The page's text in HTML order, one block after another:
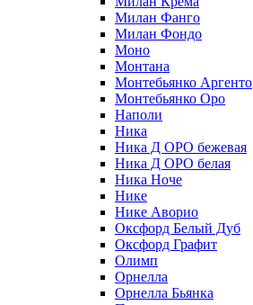
Милан Фанго
Милан Фондо
Моно
Монтана
Монтебьянко Аргенто
Монтебьянко Оро
Наполи
Ника
Ника Д ОРО бежевая
Ника Д ОРО белая
Ника Ноче
Нике
Нике Аворио
Оксфорд Белый Дуб
Оксфорд Графит
Олимп
Орнелла
Орнелла Бьянка